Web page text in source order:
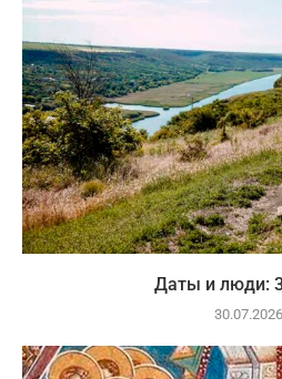
Даты и люди:
30.07.2026